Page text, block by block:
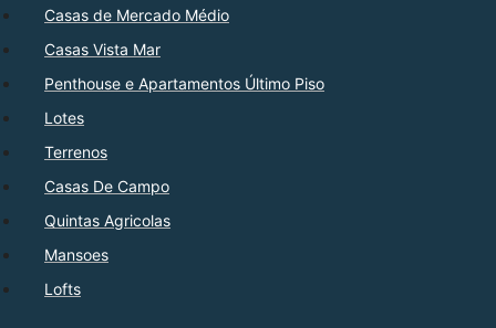
Casas de Mercado Médio
Casas Vista Mar
Penthouse e Apartamentos Último Piso
Lotes
Terrenos
Casas De Campo
Quintas Agricolas
Mansoes
Lofts